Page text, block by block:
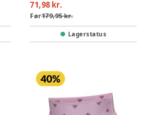
71,98 kr.
Før179,95 kr.
Lagerstatus